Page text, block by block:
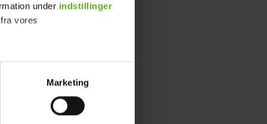
under indstillinger
vores
indhold til dig.
Vi indsamler data
Marketing
har
så